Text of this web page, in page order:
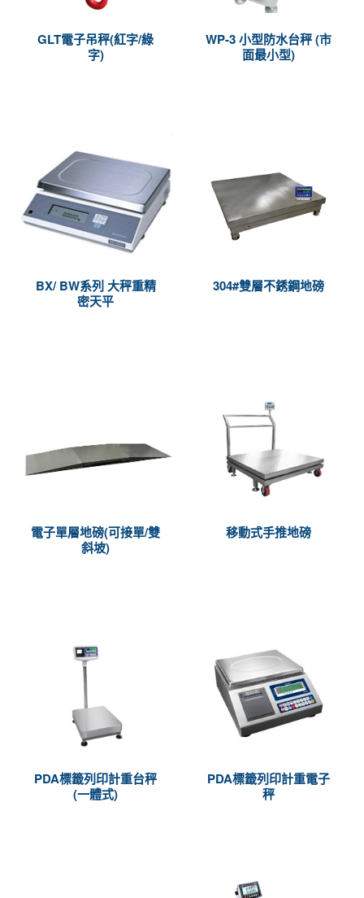
GLT電子吊秤(紅字/綠
字)
WP-3 小型防水台秤 (市
面最小型)
BX/ BW系列 大秤重精
密天平
304#雙層不銹鋼地磅
電子單層地磅(可接單/雙
斜坡)
移動式手推地磅
PDA標籤列印計重台秤
(一體式)
PDA標籤列印計重電子
秤